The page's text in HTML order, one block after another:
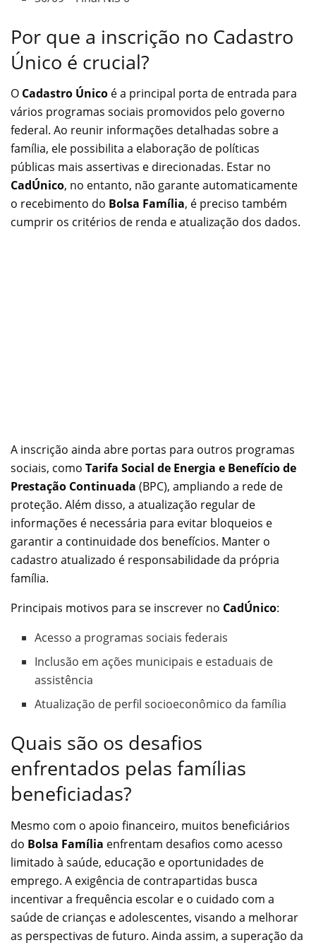
Por que a inscrição no Cadastro
Único é crucial?
O Cadastro Único é a principal porta de entrada para
vários programas sociais promovidos pelo governo
federal. Ao reunir informações detalhadas sobre a
família, ele possibilita a elaboração de políticas
públicas mais assertivas e direcionadas. Estar no
CadÚnico, no entanto, não garante automaticamente
o recebimento do Bolsa Família, é preciso também
cumprir os critérios de renda e atualização dos dados.
A inscrição ainda abre portas para outros programas
sociais, como Tarifa Social de Energia e Benefício de
Prestação Continuada (BPC), ampliando a rede de
proteção. Além disso, a atualização regular de
informações é necessária para evitar bloqueios e
garantir a continuidade dos benefícios. Manter o
cadastro atualizado é responsabilidade da própria
família.
Principais motivos para se inscrever no CadÚnico:
Acesso a programas sociais federais
Inclusão em ações municipais e estaduais de
assistência
Atualização de perfil socioeconômico da família
Quais são os desafios
enfrentados pelas famílias
beneficiadas?
Mesmo com o apoio financeiro, muitos beneficiários
do Bolsa Família enfrentam desafios como acesso
limitado à saúde, educação e oportunidades de
emprego. A exigência de contrapartidas busca
incentivar a frequência escolar e o cuidado com a
saúde de crianças e adolescentes, visando a melhorar
as perspectivas de futuro. Ainda assim, a superação da